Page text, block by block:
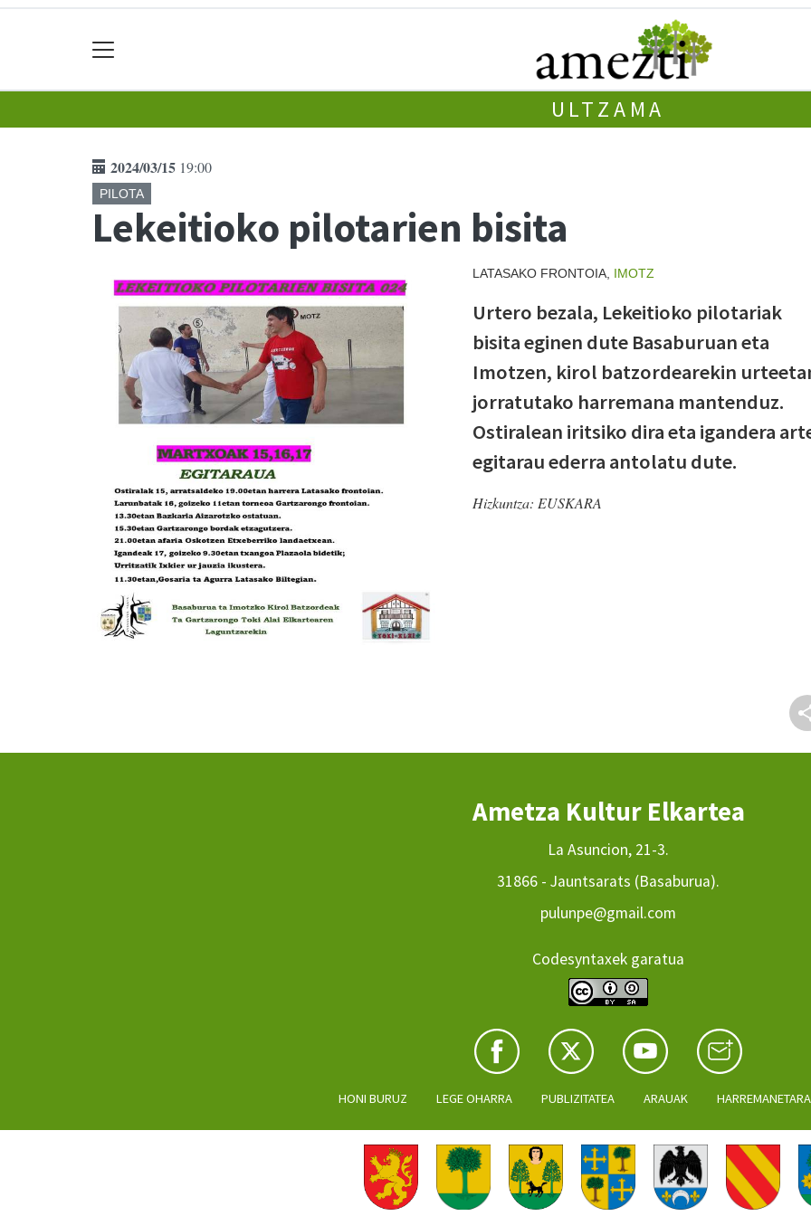
ULTZAMA
2024/03/15 19:00
PILOTA
Lekeitioko pilotarien bisita
LATASAKO FRONTOIA, IMOTZ
Urtero bezala, Lekeitioko pilotariak
bisita eginen dute Basaburuan eta
Imotzen, kirol batzordearekin
jorratutako harremana mantenduz.
Ostiralean iritsiko dira eta igandera
egitarau ederra antolatu dute.
Hizkuntza: EUSKARA
Ametza Kultur Elkartea
La Asuncion, 21-3.
31866 - Jauntsarats (Basaburua).
pulunpe@gmail.com
Codesyntaxek garatua
HONI BURUZ LEGE OHARRA PUBLIZITATEA ARAUAK